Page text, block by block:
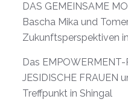
DAS GEMEINSAME
Bascha Mika und
Zukunftsperspektiven
Das
JESIDISCHE FRAUEN
Treffpunkt in Shingal